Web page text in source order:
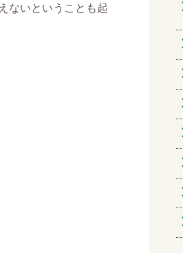
ないということも起